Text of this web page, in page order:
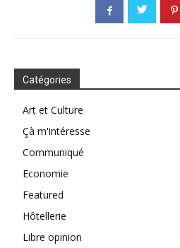
Catégories
Art et Culture
Çà m'intéresse
Communiqué
Economie
Featured
Hôtellerie
Libre opinion